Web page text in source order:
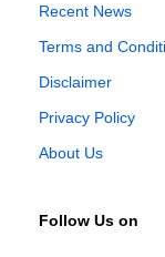
Recent News
Terms and
Disclaimer
Privacy Policy
About Us
Follow Us on